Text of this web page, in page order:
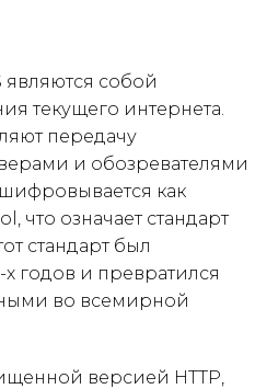
являются собой
текущего интернета.
передачу
и обозревателями
как
что означает стандарт
стандарт был
х годов и превратился
во всемирной
версией HTTP,